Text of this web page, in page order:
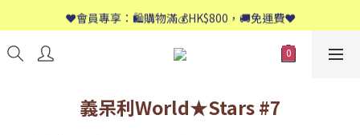
📱歡迎WhatsApp查詢：9558 8661
❤️會員專享：🛍購物滿💰HK$800，🚚免運費❤️
📱歡迎WhatsApp查詢：9558 8661
義呆利World★Stars #7